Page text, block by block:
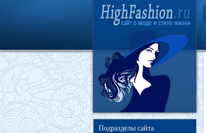
Подразделы сайта